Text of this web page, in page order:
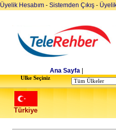
Üyelik Hesabım - Sistemden Çıkış -
Ana Sayfa
Ulke Seçiniz
Türkiye